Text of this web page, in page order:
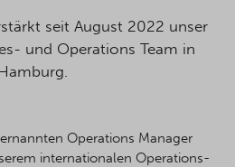
seit August 2022 unser
und Operations Team in
Operations Manager
internationalen Operations-